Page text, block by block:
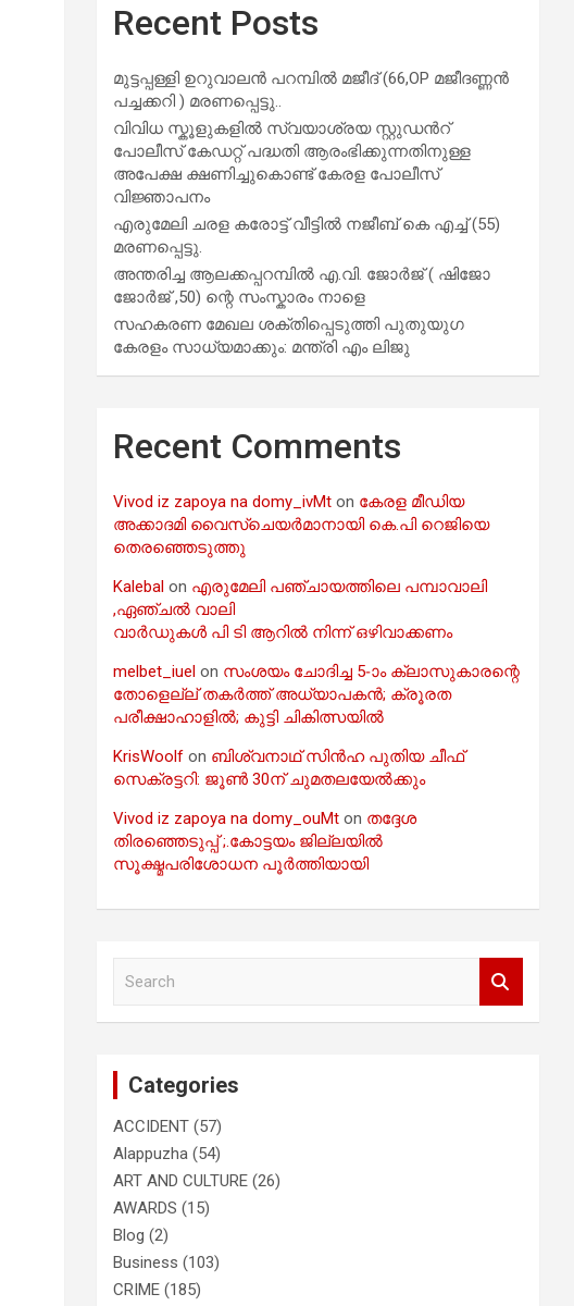
Recent Posts
മുട്ടപ്പള്ളി ഉറുവാലൻ പറമ്പിൽ മജീദ് (66,OP മജീദണ്ണൻ
പച്ചക്കറി ) മരണപ്പെട്ടു..
വിവിധ സ്കൂളുകളില്‍ സ്വയാശ്രയ സ്റ്റുഡന്‍റ്
പോലീസ് കേഡറ്റ് പദ്ധതി ആരംഭിക്കുന്നതിനുള്ള
അപേക്ഷ ക്ഷണിച്ചുകൊണ്ട് കേരള പോലീസ്
വിജ്ഞാപനം
എരുമേലി ചരള കരോട്ട് വീട്ടിൽ നജീബ് കെ എച്ച് (55)
മരണപ്പെട്ടു.
അന്തരിച്ച ആ​ല​ക്ക​പ്പ​റമ്പിൽ​ എ.​വി. ജോ​ർ​ജ് ( ഷിജോ
ജോർജ് ,50) ന്റെ സംസ്കാരം നാളെ
സഹകരണ മേഖല ശക്തിപ്പെടുത്തി പുതുയുഗ
കേരളം സാധ്യമാക്കും: മന്ത്രി എം ലിജു
Recent Comments
Vivod iz zapoya na domy_ivMt on കേരള മീഡിയ
അക്കാദമി വൈസ്ചെയർമാനായി കെ.പി റെജിയെ
തെരഞ്ഞെടുത്തു
Kalebal on എരുമേലി പഞ്ചായത്തിലെ പമ്പാവാലി
,ഏഞ്ചൽ വാലി
വാർഡുകൾ പി ടി ആറിൽ നിന്ന് ഒഴിവാക്കണം
melbet_iuel on സംശയം ചോദിച്ച 5-ാം ക്ലാസുകാരന്റെ
തോളെല്ല് തകർത്ത് അധ്യാപകൻ; ക്രൂരത
പരീക്ഷാഹാളിൽ; കുട്ടി ചികിത്സയിൽ
KrisWoolf on ബിശ്വനാഥ് സിൻഹ പുതിയ ചീഫ്
സെക്രട്ടറി: ജൂൺ 30ന് ചുമതലയേൽക്കും
Vivod iz zapoya na domy_ouMt on തദ്ദേശ
തിരഞ്ഞെടുപ്പ് ;.കോട്ടയം ജില്ലയിൽ
സൂക്ഷ്മപരിശോധന പൂർത്തിയായി
Categories
ACCIDENT (57)
Alappuzha (54)
ART AND CULTURE (26)
AWARDS (15)
Blog (2)
Business (103)
CRIME (185)